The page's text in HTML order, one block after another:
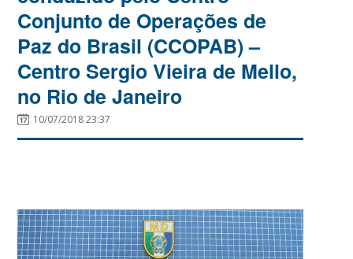
Conjunto de Operações de
Paz do Brasil (CCOPAB) –
Centro Sergio Vieira de Mello,
no Rio de Janeiro
10/07/2018 23:37